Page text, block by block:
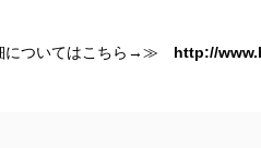
についてはこちら→≫ http://